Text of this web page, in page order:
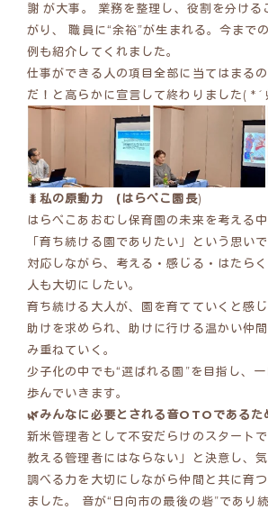
謝 が大事。 業務を整理し、役割を分ける
がり、 職員に“余裕”が生まれる。今まで
例も紹介してくれました。
仕事ができる人の項目全部に当てはまる
だ！と高らかに宣言して終わりました( *´
🐛私の原動力 (はらぺこ園長)
はらぺこあおむし保育園の未来を考える
「育ち続ける園でありたい」という思い
対応しながら、考える・感じる・はたら
人も大切にしたい。
育ち続ける大人が、園を育てていくと感じ
助けを求められ、助けに行ける温かい仲
み重ねていく。
少子化の中でも“選ばれる園”を目指し、
歩んでいきます。
🌿みんなに必要とされる音OTOであるた
新米管理者として不安だらけのスタート
教える管理者にはならない」と決意し、
調べる力を大切にしながら仲間と共に育
ました。 音が“日向市の最後の砦”であり